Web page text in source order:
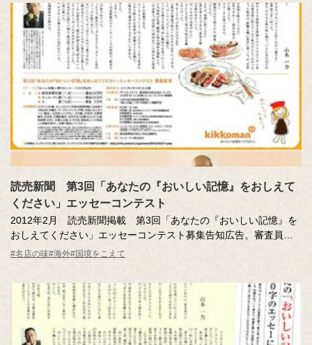
読売新聞 第3回「あなたの『おいしい記憶』をおしえて
ください」エッセーコンテスト
2012年2月 読売新聞掲載 第3回「あなたの『おいしい記憶』を
おしえてください」エッセーコンテスト募集告知広告。審査員寄
稿エッセーとして山本一力先生の「おおきに！」を掲載。
#名店の味#海外#国境をこえて